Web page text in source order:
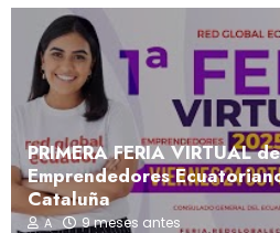
PRIMERA FERIA VIRTUAL de
Emprendedores
Cataluña
A 9 meses antes